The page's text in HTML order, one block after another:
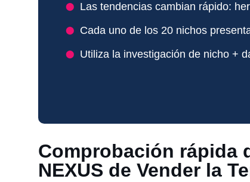
Las tendencias cambian rápido:
Cada uno de los 20 nichos
Utiliza la investigación de nicho +
Comprobación rápida
NEXUS de Vender la